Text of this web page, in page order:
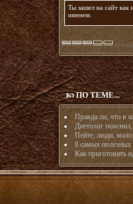
Ты зашел на сайт как
именем
ПО ТЕМЕ...
Правда ли, что в
Диетолог
Пейте, люди,
8 самых полезных
Как приготовить